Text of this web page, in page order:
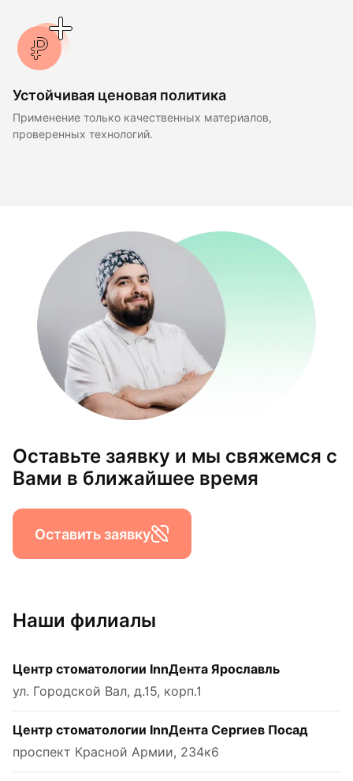
Устойчивая ценовая политика
Применение только качественных материалов,
проверенных технологий.
Оставьте заявку и мы свяжемся с
Вами в ближайшее время
Оставить заявку
Наши филиалы
Центр стоматологии InnДента Ярославль
ул. Городской Вал, д.15, корп.1
Центр стоматологии InnДента Сергиев Посад
проспект Красной Армии, 234к6